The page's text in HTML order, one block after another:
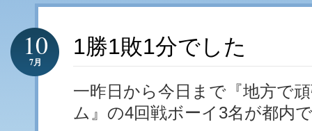
1勝1敗1分でした
10
7月
一昨日から今日まで『地方で
ム』の4回戦ボーイ3名が都内